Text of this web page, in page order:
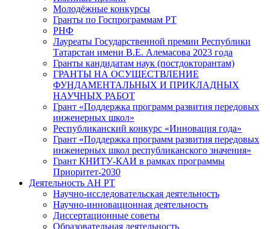
Молодёжные конкурсы
Гранты по Госпрограммам РТ
РНФ
Лауреаты Государственной премии Республики
Татарстан имени В.Е. Алемасова 2023 года
Гранты кандидатам наук (постдокторантам)
ГРАНТЫ НА ОСУЩЕСТВЛЕНИЕ
ФУНДАМЕНТАЛЬНЫХ И ПРИКЛАДНЫХ
НАУЧНЫХ РАБОТ
Грант «Поддержка программ развития передовых
инженерных школ»
Республиканский конкурс «Инновация года»
Грант «Поддержка программ развития передовых
инженерных школ республиканского значения»
Грант КНИТУ-КАИ в рамках программы
Приоритет-2030
Деятельность АН РТ
Научно-исследовательская деятельность
Научно-инновационная деятельность
Диссертационные советы
Образовательная деятельность